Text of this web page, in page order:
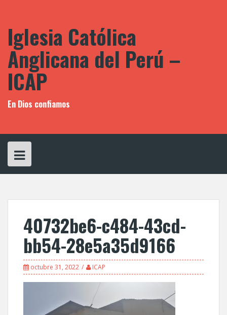
Iglesia Católica
Anglicana del Perú –
ICAP
En Dios confiamos
40732be6-c484-43cd-
bb54-28e5a35d9166
octubre 31, 2022 ICAP